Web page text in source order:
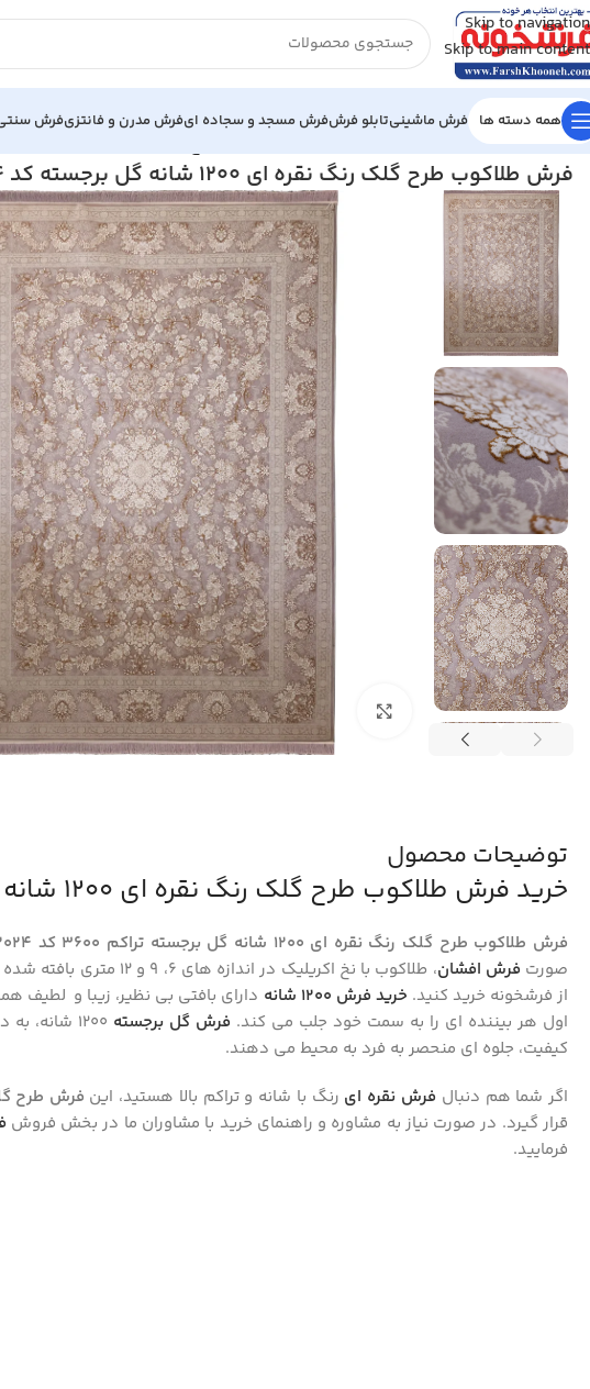
Skip to navigation
Skip to main content
همه دسته ها فرش ماشینیتابلو فرشفرش مسجد و سجاده ایفرش مدرن و فانتزیفرش
خانه/فرش ماشینی
فرش طلاکوب طرح گلک رنگ نقره ای 1200 شانه گل برجسته کد 12024
بزرگنمایی تصویر
توضیحات محصول
خرید فرش طلاکوب طرح گلک رنگ نقره ای 1200 شانه گل برجسته کد 12024
فرش طلاکوب طرح گلک رنگ نقره ای 1200 شانه گل برجسته تراکم 3600 کد 12024
صورت فرش افشان
، طلاکوب با نخ اکریلیک در
از فرشخونه خرید کنید. خرید فرش 1200 شانه
دارای بافتی بی‌ نظیر، زیبا و لطیف
اول هر بیننده‌ ای را به سمت خود جلب می‌ کند. فرش‌ گل برجسته
1200
کیفیت، جلوه‌ ای منحصر به فرد به محیط می‌ دهند.
اگر شما هم دنبال فرش نقره ای رنگ با شانه و تراکم بالا هستید، این فرش طرح
قرار گیرد. در صورت نیاز به مشاوره و راهنمای خرید با مشاوران ما در بخش فروش
فرمایید.